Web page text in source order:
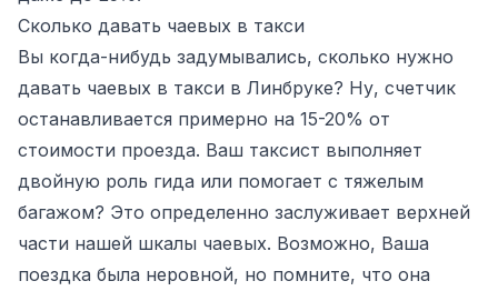
Сколько давать чаевых в такси
Вы когда-нибудь задумывались, сколько нужно
давать чаевых в такси в Линбруке? Ну, счетчик
останавливается примерно на 15-20% от
стоимости проезда. Ваш таксист выполняет
двойную роль гида или помогает с тяжелым
багажом? Это определенно заслуживает верхней
части нашей шкалы чаевых. Возможно, Ваша
поездка была неровной, но помните, что она